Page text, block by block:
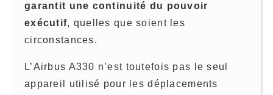
garantit une continuité du pouvoir
exécutif, quelles que soient les
circonstances.
L’Airbus A330 n’est toutefois pas le seul
appareil utilisé pour les déplacements